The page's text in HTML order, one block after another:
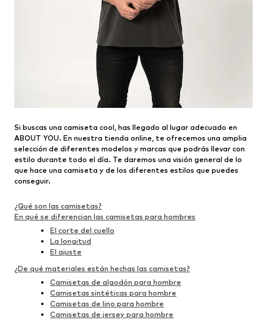
Si buscas una camiseta cool, has llegado al lugar adecuado en
ABOUT YOU. En nuestra tienda online, te ofrecemos una amplia
selección de diferentes modelos y marcas que podrás llevar con
estilo durante todo el día. Te daremos una visión general de lo
que hace una camiseta y de los diferentes estilos que puedes
conseguir.
¿Qué son las camisetas?
En qué se diferencian las camisetas para hombres
El corte del cuello
La longitud
El ajuste
¿De qué materiales están hechas las camisetas?
Camisetas de algodón para hombre
Camisetas sintéticas para hombre
Camisetas de lino para hombre
Camisetas de jersey para hombre